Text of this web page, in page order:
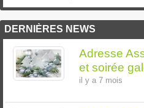
DERNIÈRES NEWS
Adresse
et soirée
il y a 7 mois